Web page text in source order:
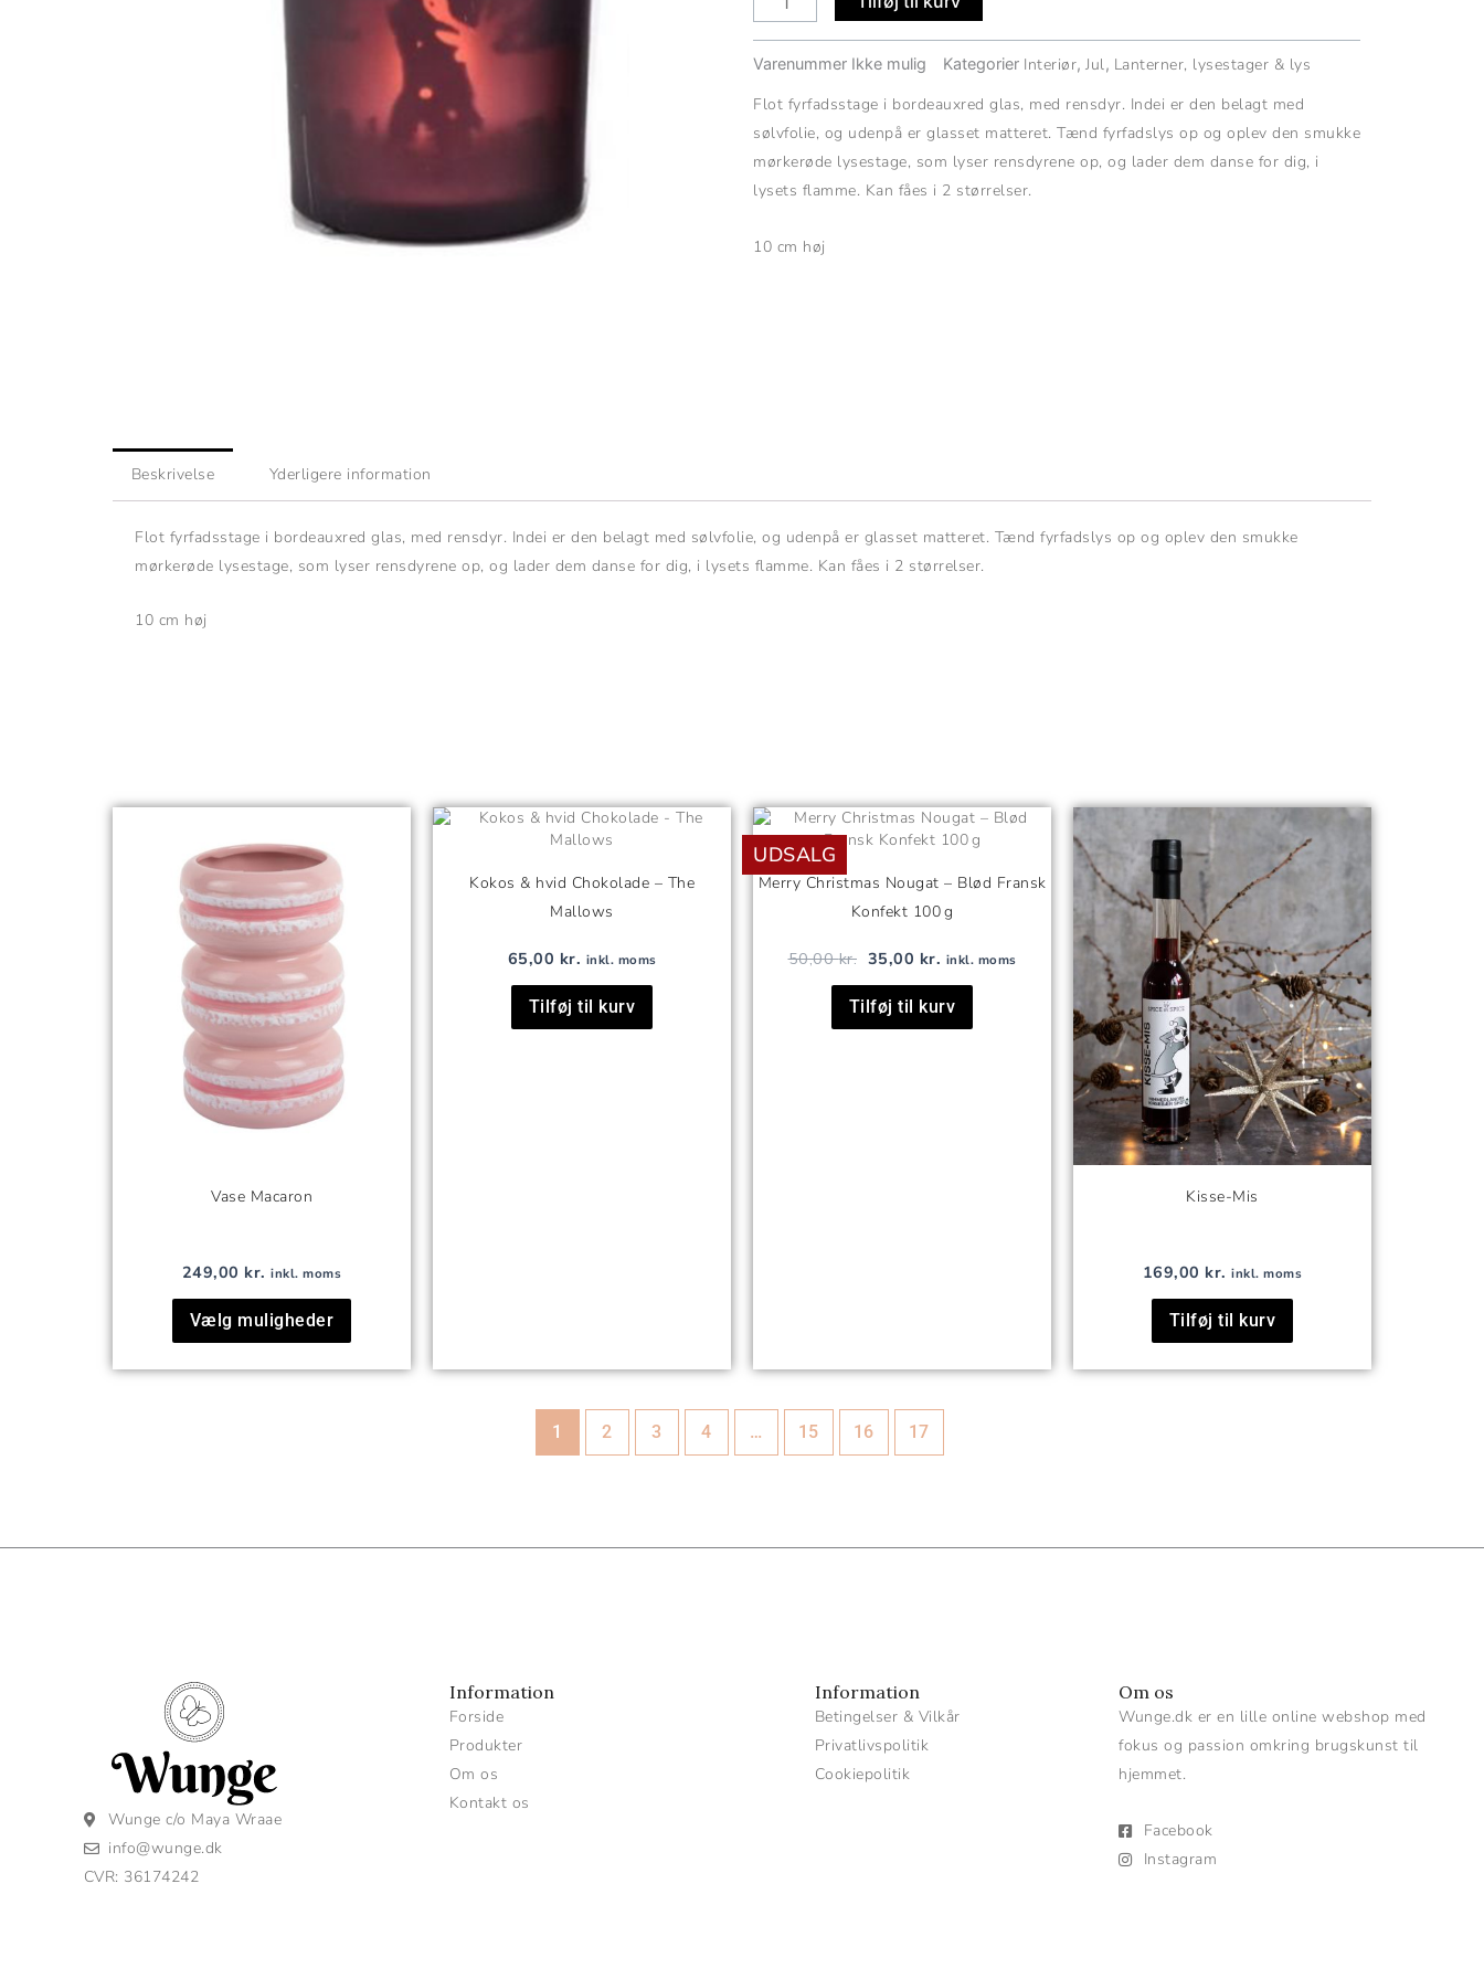
Varenummer Ikke mulig Kategorier Interiør, Jul, Lanterner, lysestager & lys
Flot fyrfadsstage i bordeauxred glas, med rensdyr. Indei er den belagt med
sølvfolie, og udenpå er glasset matteret. Tænd fyrfadslys op og oplev den smukke
mørkerøde lysestage, som lyser rensdyrene op, og lader dem danse for dig, i
lysets flamme. Kan fåes i 2 størrelser.
10 cm høj
Beskrivelse Yderligere information
Flot fyrfadsstage i bordeauxred glas, med rensdyr. Indei er den belagt med sølvfolie, og udenpå er glasset matteret. Tænd fyrfadslys op og oplev den smukke
mørkerøde lysestage, som lyser rensdyrene op, og lader dem danse for dig, i lysets flamme. Kan fåes i 2 størrelser.
10 cm høj
Vase Macaron
249,00 kr. inkl. moms
Vælg muligheder
Kokos & hvid Chokolade – The
Mallows
65,00 kr. inkl. moms
Tilføj til kurv
UDSALG
Merry Christmas Nougat – Blød Fransk
Konfekt 100 g
50,00kr.
Den
oprindelige
var:
50,00 kr..
35,00 kr.
Den
aktuelle
er:
35,00 kr..
inkl. moms
Tilføj til kurv
Kisse-Mis
169,00 kr. inkl. moms
Tilføj til kurv
1 2 3 4 … 15 16 17
Wunge c/o Maya Wraae
info@wunge.dk
CVR: 36174242
Information
Forside
Produkter
Om os
Kontakt os
Information
Betingelser & Vilkår
Privatlivspolitik
Cookiepolitik
Om os
Wunge.dk er en lille online webshop med
fokus og passion omkring brugskunst til
hjemmet.
Facebook
Instagram